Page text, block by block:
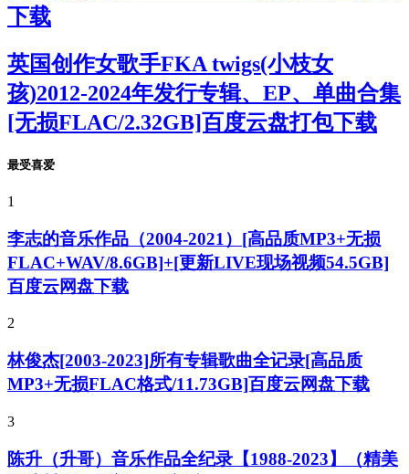
下载
英国创作女歌手FKA twigs(小枝女
孩)2012-2024年发行专辑、EP、单曲合集
[无损FLAC/2.32GB]百度云盘打包下载
最受喜爱
1
李志的音乐作品（2004-2021）[高品质MP3+无损
FLAC+WAV/8.6GB]+[更新LIVE现场视频54.5GB]
百度云网盘下载
2
林俊杰[2003-2023]所有专辑歌曲全记录[高品质
MP3+无损FLAC格式/11.73GB]百度云网盘下载
3
陈升（升哥）音乐作品全纪录【1988-2023】（精美